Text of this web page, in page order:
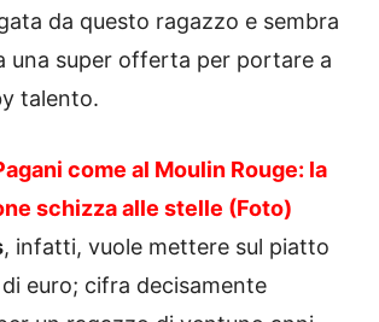
da questo ragazzo e sembra
una super offerta per portare a
talento.
come al Moulin Rouge: la
schizza alle stelle (Foto)
, infatti, vuole mettere sul piatto
euro; cifra decisamente